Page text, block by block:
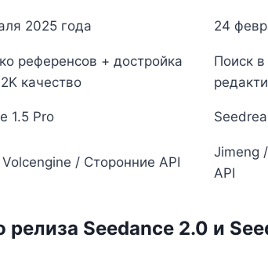
2025 года 24
референсов + достройка
качество
Поиск
1.5 Pro
/ Сторонние API
Jimeng
API
релиза Seedance 2.0 и